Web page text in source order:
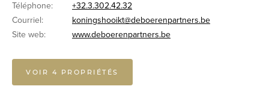
Téléphone:
+32.3.302.42.32
Courriel:
koningshooikt@deboerenpartners.be
Site web:
www.deboerenpartners.be
VOIR 4 PROPRIÉTÉS